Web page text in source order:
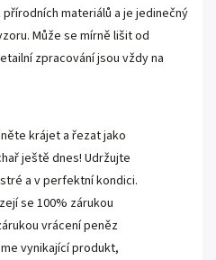
materiálů a je jedinečný
Může se mírně lišit od
zpracování jsou vždy na
krájet a řezat jako
ještě dnes! Udržujte
a v perfektní kondici.
se 100% zárukou
vrácení peněz
vynikající produkt,